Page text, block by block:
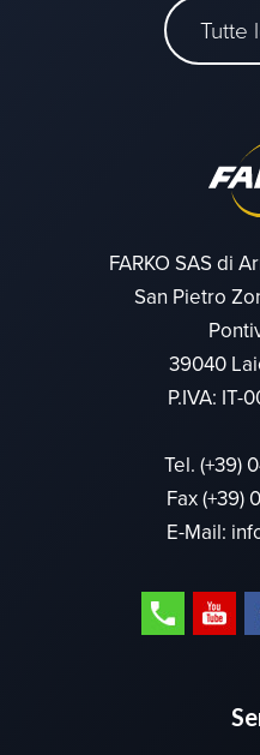
Tutte
FARKO SAS di
San Pietro
39040
P.IVA: IT-
Tel.(+39)
Fax (+39)
E-Mail: